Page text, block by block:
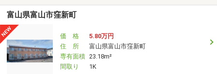
富山県富山市窪新町
価 格
5.80万円
住 所
富山県富山市窪新町
専有面積 23.18m²
間取り
1K